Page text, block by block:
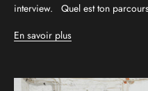
interview. Quel est ton
En savoir plus